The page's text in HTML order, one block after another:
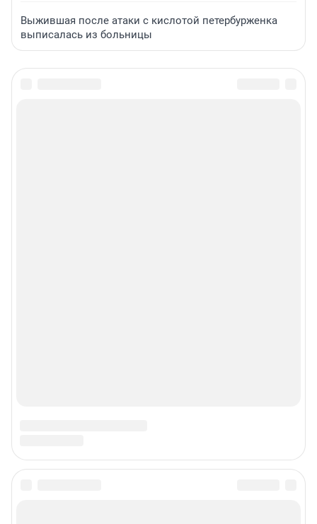
Выжившая после атаки с кислотой петербурженка
выписалась из больницы